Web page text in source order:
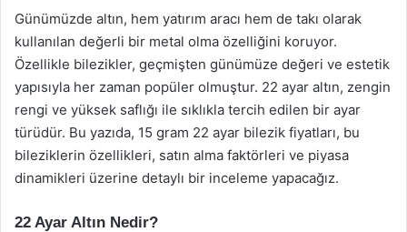
Günümüzde altın, hem yatırım aracı hem de takı olarak
kullanılan değerli bir metal olma özelliğini koruyor.
Özellikle bilezikler, geçmişten günümüze değeri ve estetik
yapısıyla her zaman popüler olmuştur. 22 ayar altın, zengin
rengi ve yüksek saflığı ile sıklıkla tercih edilen bir ayar
türüdür. Bu yazıda, 15 gram 22 ayar bilezik fiyatları, bu
bileziklerin özellikleri, satın alma faktörleri ve piyasa
dinamikleri üzerine detaylı bir inceleme yapacağız.
22 Ayar Altın Nedir?